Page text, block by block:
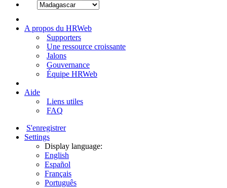
A propos du HRWeb
Supporters
Une ressource croissante
Jalons
Gouvernance
Équipe HRWeb
Aide
Liens utiles
FAQ
S'enregistrer
Settings
Display language:
English
Español
Français
Português